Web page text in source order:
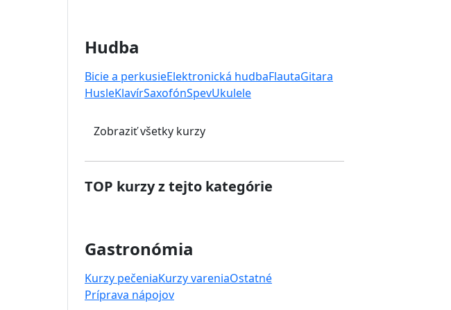
Hudba
Bicie a perkusieElektronická hudbaFlautaGitara
HusleKlavírSaxofónSpevUkulele
Zobraziť všetky kurzy
TOP kurzy z tejto kategórie
Gastronómia
Kurzy pečeniaKurzy vareniaOstatné
Príprava nápojov